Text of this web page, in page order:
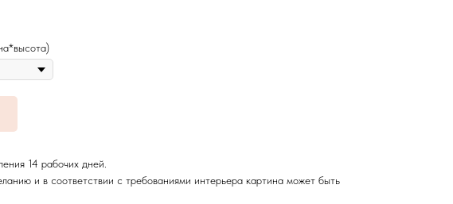
14 рабочих дней.
и в соответствии с требованиями интерьера картина может быть